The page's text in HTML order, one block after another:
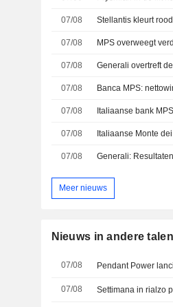
07/08 Stellantis kleurt
07/08
07/08 Generali overtreft
07/08
07/08
07/08
07/08
Meer nieuws
Nieuws in andere
07/08 Pendant Power
07/08 Settimana in rialzo